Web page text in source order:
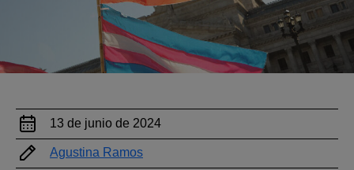
13 de junio de 2024
Agustina Ramos